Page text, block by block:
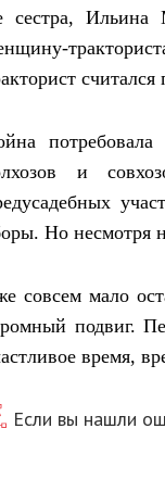
сестра, Ильина
и
Но несмотря
совсем мало
подвиг.
время,
Если вы нашли